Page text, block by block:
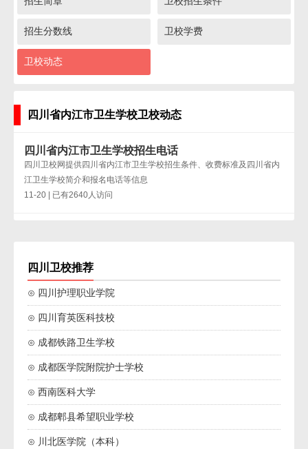
招生分数线 卫校学费
卫校动态
四川省内江市卫生学校卫校动态
四川省内江市卫生学校招生电话
四川卫校网提供四川省内江市卫生学校招生条件、收费标准及四川省内
江卫生学校简介和报名电话等信息
11-20 | 已有2640人访问
四川卫校推荐
⊙ 四川护理职业学院
⊙ 四川育英医科技校
⊙ 成都铁路卫生学校
⊙ 成都医学院附院护士学校
⊙ 西南医科大学
⊙ 成都郫县希望职业学校
⊙ 川北医学院（本科）